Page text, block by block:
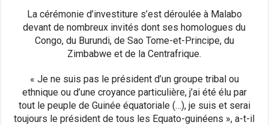
La cérémonie d’investiture s’est déroulée à Malabo
devant de nombreux invités dont ses homologues du
Congo, du Burundi, de Sao Tome-et-Principe, du
Zimbabwe et de la Centrafrique.
« Je ne suis pas le président d’un groupe tribal ou
ethnique ou d’une croyance particulière, j’ai été élu par
tout le peuple de Guinée équatoriale (…), je suis et serai
toujours le président de tous les Equato-guinéens », a-t-il